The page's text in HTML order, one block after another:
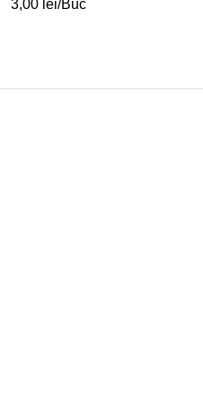
3,00 lei/Buc